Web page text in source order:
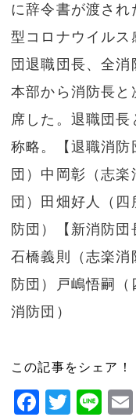
に辞令書が渡さ
型コロナウイルス
団退職団長、全
本部から消防長と
席した。退職団
称略。【退職消
団）中岡彰（志
団）田畑好人（
防団）【新消防団
石橋義則（志楽消
防団）戸嶋悟嗣
消防団）
この記事をシェア！